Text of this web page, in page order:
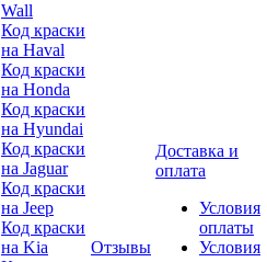
Wall
Код краски
на Haval
Код краски
на Honda
Код краски
на Hyundai
Код краски
на Jaguar
Код краски
на Jeep
Код краски
на Kia
Отзывы
Доставка и
оплата
Условия
оплаты
Условия